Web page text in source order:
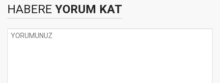
HABERE YORUM KAT